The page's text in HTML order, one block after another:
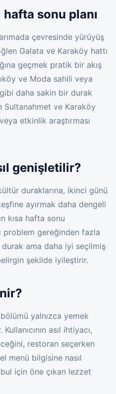
sonu planı
çevresinde yürüyüş
Galata ve Karaköy hattı
geçmek pratik bir akış
ve Moda sahili veya
daha sakin bir durak
Sultanahmet ve Karaköy
etkinlik araştırması
genişletilir?
duraklarına, ikinci günü
ayırmak daha dengeli
kısa hafta sonu
problem gereğinden fazla
ama daha iyi seçilmiş
şekilde iyileştirir.
yalnızca yemek
asıl ihtiyacı,
restoran seçerken
menü bilgisine nasıl
için öne çıkan lezzet